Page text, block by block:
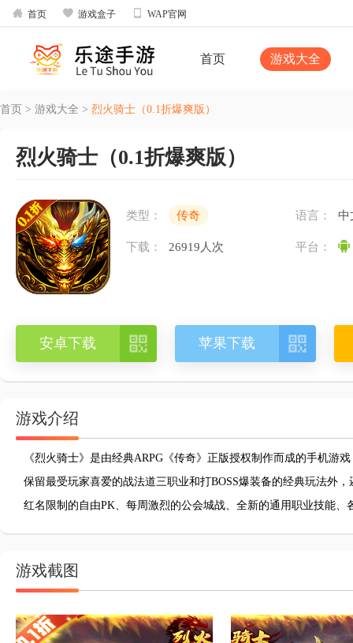
 首页  游戏盒子  WAP官网
首页 游戏大全
首页 > 游戏大全 > 烈火骑士（0.1折爆爽版）
烈火骑士（0.1折爆爽版）
类型： 传奇 语言： 中
下载： 26919人次 平台：
安卓下载  苹果下载 
游戏介绍
《烈火骑士》是由经典ARPG《传奇》正版授权制作而成的手机游
保留最受玩家喜爱的战法道三职业和打BOSS爆装备的经典玩法外
红名限制的自由PK、每周激烈的公会城战、全新的通用职业技能
游戏截图